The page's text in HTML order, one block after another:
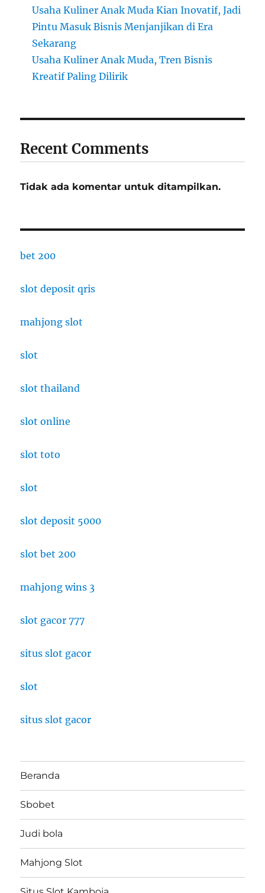
Usaha Kuliner Anak Muda Kian Inovatif, Jadi
Pintu Masuk Bisnis Menjanjikan di Era
Sekarang
Usaha Kuliner Anak Muda, Tren Bisnis
Kreatif Paling Dilirik
Recent Comments
Tidak ada komentar untuk ditampilkan.
bet 200
slot deposit qris
mahjong slot
slot
slot thailand
slot online
slot toto
slot
slot deposit 5000
slot bet 200
mahjong wins 3
slot gacor 777
situs slot gacor
slot
situs slot gacor
Beranda
Sbobet
Judi bola
Mahjong Slot